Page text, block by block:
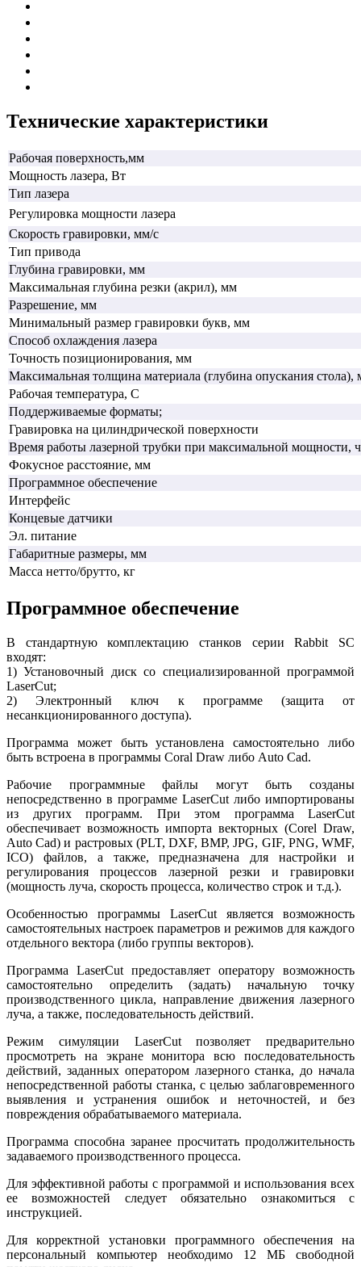
Технические характеристики
Рабочая поверхность,мм
Мощность лазера, Вт
Тип лазера
Регулировка мощности лазера
Скорость гравировки, мм/с
Тип привода
Глубина гравировки, мм
Максимальная глубина резки (акрил), мм
Разрешение, мм
Минимальный размер гравировки букв, мм
Способ охлаждения лазера
Точность позиционирования, мм
Максимальная толщина материала (глубина опускания стола),
Рабочая температура, С
Поддерживаемые форматы;
Гравировка на цилиндрической поверхности
Время работы лазерной трубки при максимальной мощности,
Фокусное расстояние, мм
Программное обеспечение
Интерфейс
Концевые датчики
Эл. питание
Габаритные размеры, мм
Масса нетто/брутто, кг
Программное обеспечение
В стандартную комплектацию станков серии Rabbit SC
входят:
1) Установочный диск со специализированной программой
LaserCut;
2) Электронный ключ к программе (защита от
несанкционированного доступа).
Программа может быть установлена самостоятельно либо
быть встроена в программы Coral Draw либо Auto Cad.
Рабочие программные файлы могут быть созданы
непосредственно в программе LaserCut либо импортированы
из других программ. При этом программа LaserCut
обеспечивает возможность импорта векторных (Corel Draw,
Auto Cad) и растровых (PLT, DXF, BMP, JPG, GIF, PNG, WMF,
ICO) файлов, а также, предназначена для настройки и
регулирования процессов лазерной резки и гравировки
(мощность луча, скорость процесса, количество строк и т.д.).
Особенностью программы LaserCut является возможность
самостоятельных настроек параметров и режимов для каждого
отдельного вектора (либо группы векторов).
Программа LaserCut предоставляет оператору возможность
самостоятельно определить (задать) начальную точку
производственного цикла, направление движения лазерного
луча, а также, последовательность действий.
Режим симуляции LaserCut позволяет предварительно
просмотреть на экране монитора всю последовательность
действий, заданных оператором лазерного станка, до начала
непосредственной работы станка, с целью заблаговременного
выявления и устранения ошибок и неточностей, и без
повреждения обрабатываемого материала.
Программа способна заранее просчитать продолжительность
задаваемого производственного процесса.
Для эффективной работы с программой и использования всех
ее возможностей следует обязательно ознакомиться с
инструкцией.
Для корректной установки программного обеспечения на
персональный компьютер необходимо 12 МБ свободной